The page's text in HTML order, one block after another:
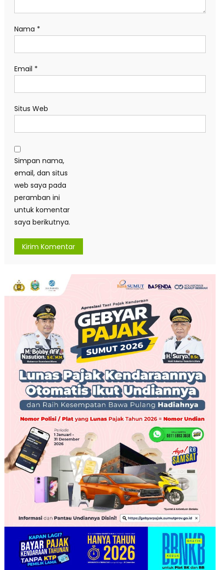
Nama *
Email *
Situs Web
Simpan nama,
email, dan situs
web saya pada
peramban ini
untuk komentar
saya berikutnya.